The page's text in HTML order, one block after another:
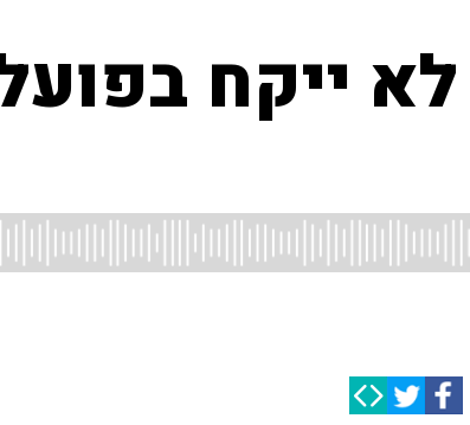
ייקח